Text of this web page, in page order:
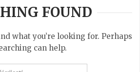
FOUND
what you’re looking for. Perhaps
can help.